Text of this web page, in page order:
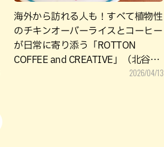
海外から訪れる人も！すべて植物性
のチキンオーバーライスとコーヒー
が日常に寄り添う「ROTTON
COFFEE and CREATIVE」（北谷
2026/04/13